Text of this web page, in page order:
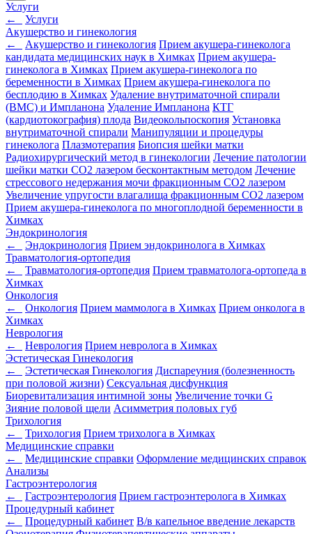
Услуги
←
Услуги
Акушерство и гинекология
←
Акушерство и гинекология Прием акушера-гинеколога
кандидата медицинских наук в Химках Прием акушера-
гинеколога в Химках Прием акушера-гинеколога по
беременности в Химках Прием акушера-гинеколога по
бесплодию в Химках Удаление внутриматочной спирали
(ВМС) и Импланона Удаление Импланона КТГ
(кардиотокография) плода Видеокольпоскопия Установка
внутриматочной спирали Манипуляции и процедуры
гинеколога Плазмотерапия Биопсия шейки матки
Радиохирургический метод в гинекологии Лечение патологии
шейки матки CO2 лазером бесконтактным методом Лечение
стрессового недержания мочи фракционным CO2 лазером
Увеличение упругости влагалища фракционным CO2 лазером
Прием акушера-гинеколога по многоплодной беременности в
Химках
Эндокринология
←
Эндокринология Прием эндокринолога в Химках
Травматология-ортопедия
←
Травматология-ортопедия Прием травматолога-ортопеда в
Химках
Онкология
←
Онкология Прием маммолога в Химках Прием онколога в
Химках
Неврология
←
Неврология Прием невролога в Химках
Эстетическая Гинекология
←
Эстетическая Гинекология Диспареуния (болезненность
при половой жизни) Сексуальная дисфункция
Биоревитализация интимной зоны Увеличение точки G
Зияние половой щели Асимметрия половых губ
Трихология
←
Трихология Прием трихолога в Химках
Медицинские справки
←
Медицинские справки Оформление медицинских справок
Анализы
Гастроэнтерология
←
Гастроэнтерология Прием гастроэнтеролога в Химках
Процедурный кабинет
←
Процедурный кабинет В/в капельное введение лекарств